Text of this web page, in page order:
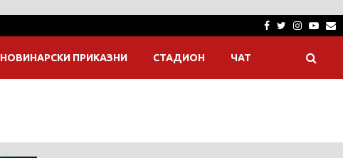
Facebook
Twitter
НОВИНАРСКИ ПРИКАЗНИ СТАДИОН ЧАТ